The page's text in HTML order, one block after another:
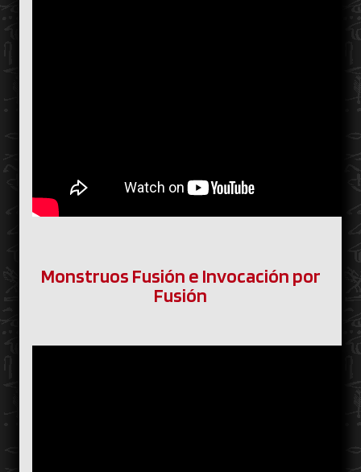
Monstruos Fusión e Invocación por
Fusión